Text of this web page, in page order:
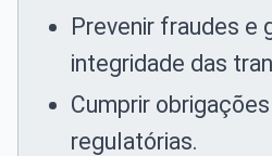
Prevenir fraudes e
integridade das
Cumprir
regulatórias.